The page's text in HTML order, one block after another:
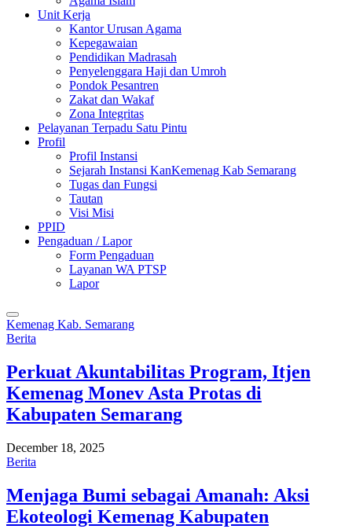
Unit Kerja
Kantor Urusan Agama
Kepegawaian
Pendidikan Madrasah
Penyelenggara Haji dan Umroh
Pondok Pesantren
Zakat dan Wakaf
Zona Integritas
Pelayanan Terpadu Satu Pintu
Profil
Profil Instansi
Sejarah Instansi KanKemenag Kab Semarang
Tugas dan Fungsi
Tautan
Visi Misi
PPID
Pengaduan / Lapor
Form Pengaduan
Layanan WA PTSP
Lapor
Kemenag Kab. Semarang
Berita
Perkuat Akuntabilitas Program, Itjen
Kemenag Monev Asta Protas di
Kabupaten Semarang
December 18, 2025
Berita
Menjaga Bumi sebagai Amanah: Aksi
Ekoteologi Kemenag Kabupaten